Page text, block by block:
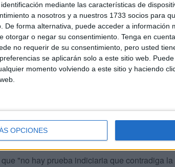
mediante las características de
a nosotros y a nuestros 1733 socios para
De forma alternativa, puede acceder a información
otorgar o negar su consentimiento. Tenga en
no requerir de su consentimiento, pero usted
se aplicarán solo a este sitio web.
momento volviendo a este sitio y haciendo
OPCIONES
instrumental en un recurso de la Fiscalía, la
aplicar la ‘doctrina Botín’ para cerrar el
imprudente y de indicios de delito de
jurídicos difusos, colectivos o meta-
fecha, por lo que no siendo posible en este
ellos de las defensas de los guardas y la
por esa razón, sino certificando que no se
"no hay prueba indiciaria que contradiga la